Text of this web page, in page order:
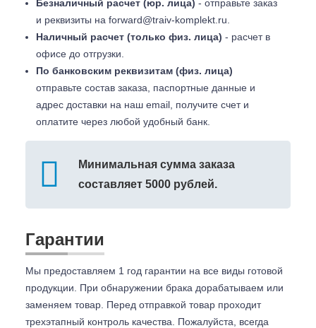
Безналичный расчет (юр. лица) - отправьте заказ
и реквизиты на forward@traiv-komplekt.ru
Наличный расчет (только физ. лица) - расчет в
офисе до отгрузки.
По банковским реквизитам (физ. лица)
отправьте состав заказа, паспортные данные и
адрес доставки на наш email, получите счет и
оплатите через любой удобный банк.
Минимальная сумма заказа
составляет 5000 рублей.
Гарантии
Мы предоставляем 1 год гарантии на все виды готовой
продукции. При обнаружении брака дорабатываем или
заменяем товар. Перед отправкой товар проходит
трехэтапный контроль качества. Пожалуйста, всегда